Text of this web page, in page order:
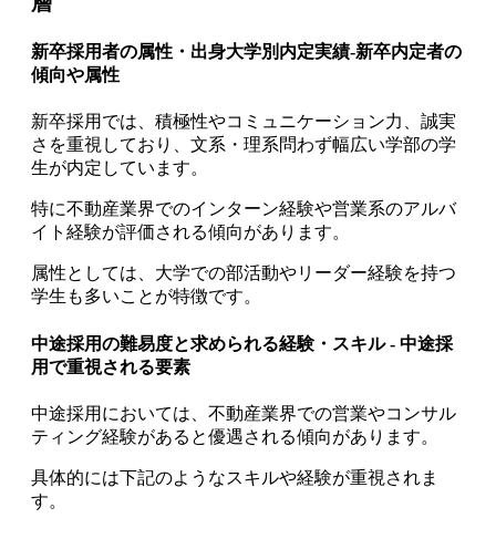
新卒採用者の属性・出身大学別内定実績-新卒内定者の
傾向や属性
新卒採用では、積極性やコミュニケーション力、誠実
さを重視しており、文系・理系問わず幅広い学部の学
生が内定しています。
特に不動産業界でのインターン経験や営業系のアルバ
イト経験が評価される傾向があります。
属性としては、大学での部活動やリーダー経験を持つ
学生も多いことが特徴です。
中途採用の難易度と求められる経験・スキル - 中途採
用で重視される要素
中途採用においては、不動産業界での営業やコンサル
ティング経験があると優遇される傾向があります。
具体的には下記のようなスキルや経験が重視されま
す。